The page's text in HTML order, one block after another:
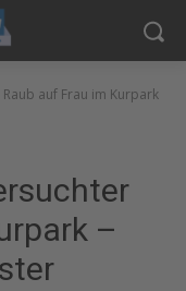
auf Frau im Kurpark
–